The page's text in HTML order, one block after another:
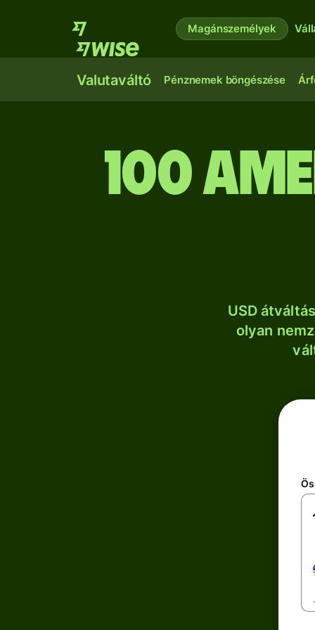
Magánszemélyek
Valutaváltó Pénznemek böngészése
100
USD
olyan